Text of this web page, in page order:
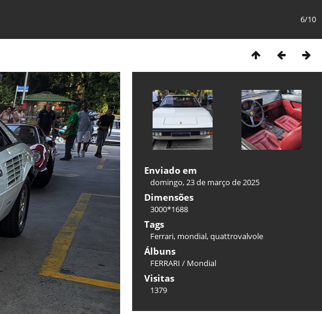
6/10
Enviado em
domingo, 23 de março de 2025
Dimensões
3000*1688
Tags
Ferrari, mondial,quattrovalvole
Álbuns
FERRARI / Mondial
Visitas
1379